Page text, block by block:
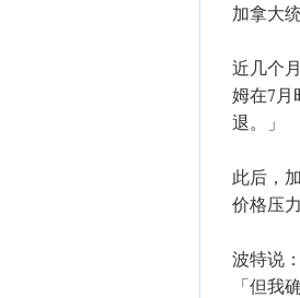
加拿大
近几个
姆在7月
退。」
此后，
价格压力
波特说
「但我